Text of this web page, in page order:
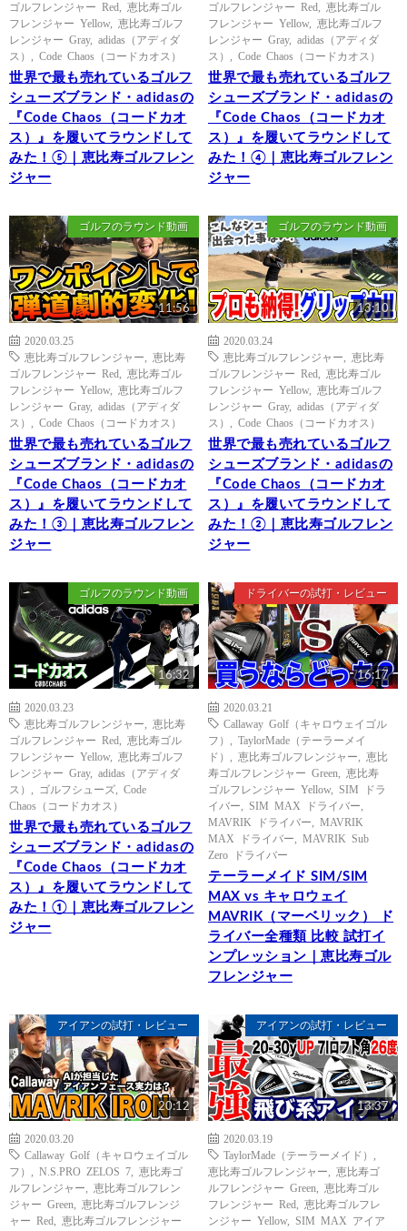
ゴルフレンジャー Red
恵比寿ゴル
フレンジャー Yellow, 恵比寿ゴルフ
レンジャー Gray, adidas（アディダ
ス）
Code Chaos（コードカオス）
世界で最も売れているゴルフ
シューズブランド・adidasの
『Code Chaos（コードカオ
ス）』を履いてラウンドして
みた！⑤｜恵比寿ゴルフレン
ジャー
ゴルフレンジャー Red
恵比寿ゴル
フレンジャー Yellow, 恵比寿ゴルフ
レンジャー Gray, adidas（アディダ
ス）
Code Chaos（コードカオス）
世界で最も売れているゴルフ
シューズブランド・adidasの
『Code Chaos（コードカオ
ス）』を履いてラウンドして
みた！④｜恵比寿ゴルフレン
ジャー
ゴルフのラウンド動画
11:56
2020.03.25
恵比寿ゴルフレンジャー
恵比寿
ゴルフレンジャー Red
恵比寿ゴル
フレンジャー Yellow, 恵比寿ゴルフ
レンジャー Gray, adidas（アディダ
ス）
Code Chaos（コードカオス）
世界で最も売れているゴルフ
シューズブランド・adidasの
『Code Chaos（コードカオ
ス）』を履いてラウンドして
みた！③｜恵比寿ゴルフレン
ジャー
ゴルフのラウンド動画
13:10
2020.03.24
恵比寿ゴルフレンジャー
恵比寿
ゴルフレンジャー Red
恵比寿ゴル
フレンジャー Yellow, 恵比寿ゴルフ
レンジャー Gray, adidas（アディダ
ス）
Code Chaos（コードカオス）
世界で最も売れているゴルフ
シューズブランド・adidasの
『Code Chaos（コードカオ
ス）』を履いてラウンドして
みた！②｜恵比寿ゴルフレン
ジャー
ゴルフのラウンド動画
16:32
2020.03.23
恵比寿ゴルフレンジャー
恵比寿
ゴルフレンジャー Red
恵比寿ゴル
フレンジャー Yellow, 恵比寿ゴルフ
レンジャー Gray, adidas（アディダ
ス）
ゴルフシューズ
Code
Chaos（コードカオス）
世界で最も売れているゴルフ
シューズブランド・adidasの
『Code Chaos（コードカオ
ス）』を履いてラウンドして
みた！①｜恵比寿ゴルフレン
ジャー
ドライバーの試打・レビュー
16:17
2020.03.21
Callaway Golf（キャロウェイゴル
フ）
TaylorMade（テーラーメイ
ド）
恵比寿ゴルフレンジャー
恵比
寿ゴルフレンジャー Green
恵比寿
ゴルフレンジャー Yellow, SIM ドラ
イバー
SIM MAX ドライバー
MAVRIK ドライバー
MAVRIK
MAX ドライバー
MAVRIK Sub
Zero ドライバー
テーラーメイド SIM/SIM
MAX vs キャロウェイ
MAVRIK（マーベリック） ド
ライバー全種類 比較 試打イ
ンプレッション｜恵比寿ゴル
フレンジャー
アイアンの試打・レビュー
20:12
2020.03.20
Callaway Golf（キャロウェイゴル
フ）
N.S.PRO ZELOS 7
恵比寿ゴ
ルフレンジャー
恵比寿ゴルフレン
ジャー Green
恵比寿ゴルフレンジ
ャー Red
恵比寿ゴルフレンジャー
アイアンの試打・レビュー
13:37
2020.03.19
TaylorMade（テーラーメイド）
恵比寿ゴルフレンジャー
恵比寿ゴ
ルフレンジャー Green
恵比寿ゴル
フレンジャー Red
恵比寿ゴルフレ
ンジャー Yellow, SIM MAX アイア